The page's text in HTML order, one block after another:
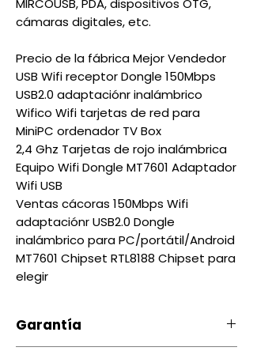
MIRCOUSB, PDA, dispositivos OTG,
cámaras digitales, etc.
Precio de la fábrica Mejor Vendedor
USB Wifi receptor Dongle 150Mbps
USB2.0 adaptaciónr inalámbrico
Wifico Wifi tarjetas de red para
MiniPC ordenador TV Box
2,4 Ghz Tarjetas de rojo inalámbrica
Equipo Wifi Dongle MT7601 Adaptador
Wifi USB
Ventas cácoras 150Mbps Wifi
adaptaciónr USB2.0 Dongle
inalámbrico para PC/portátil/Android
MT7601 Chipset RTL8188 Chipset para
elegir
Garantía